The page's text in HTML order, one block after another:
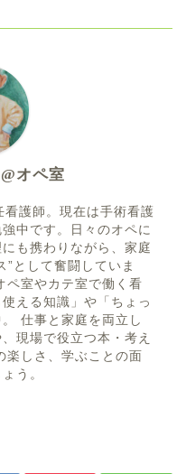
オペ室
護師。現在は手術看護
中です。日々のオペに
も携わりながら、家庭
”として奮闘していま
ペ室やカテ室で働く看
える知識」や「ちょっ
仕事と家庭を両立し
現場で役立つ本・考え
楽しさ、学ぶことの面
う。